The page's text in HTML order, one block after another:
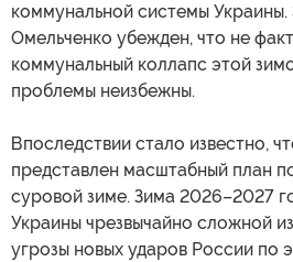
коммунальной системы
Омельченко убежден, что не
коммунальный коллапс этой
проблемы неизбежны.
Впоследствии стало известно,
представлен масштабный план
суровой зиме. Зима 2026–2027
Украины чрезвычайно сложной
угрозы новых ударов России по